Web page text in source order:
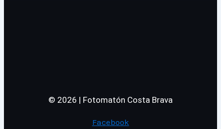
© 2026 | Fotomatón Costa Brava
Facebook